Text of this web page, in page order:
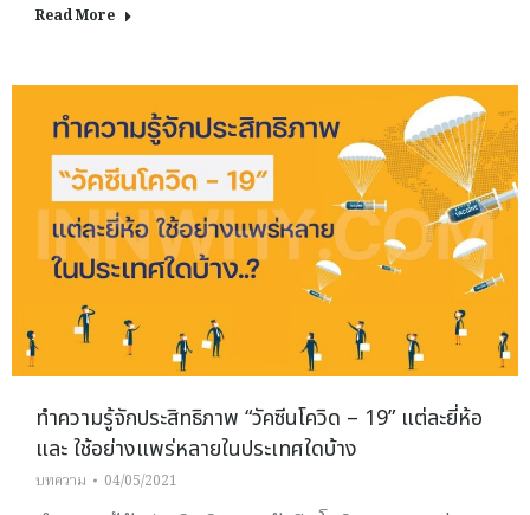
Read More
ทำความรู้จักประสิทธิภาพ “วัคซีนโควิด – 19” แต่ละยี่ห้อ
และ ใช้อย่างแพร่หลายในประเทศใดบ้าง
บทความ 04/05/2021